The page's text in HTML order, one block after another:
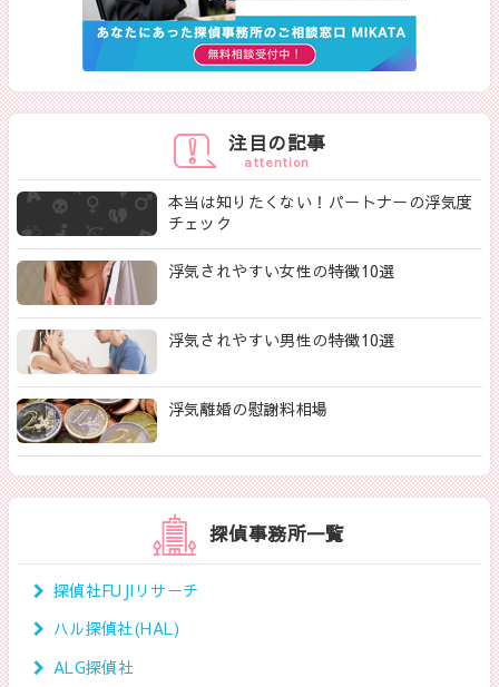
注目の記事
attention
本当は知りたくない！パートナーの浮気度
チェック
浮気されやすい女性の特徴10選
浮気されやすい男性の特徴10選
浮気離婚の慰謝料相場
探偵事務所一覧
探偵社FUJIリサーチ
ハル探偵社(HAL)
ALG探偵社